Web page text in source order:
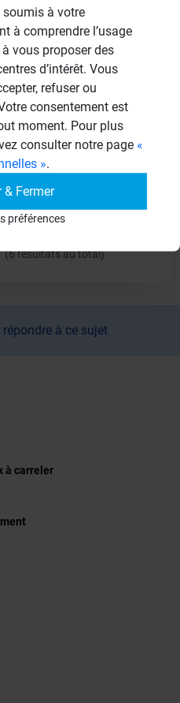
France
(6 résultats au total)
répondre à ce sujet
à carreler
à votre
à comprendre l’usage
vous proposer des
d’intérêt. Vous
refuser ou
consentement est
moment. Pour plus
consulter notre page «
».
& Fermer
préférences